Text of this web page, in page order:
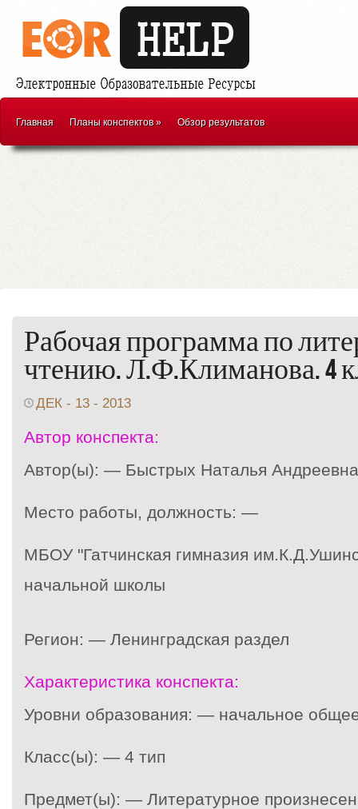
Главная Планы конспектов» Обзор результатов
Рабочая программа по
чтению. Л.Ф.Климанова. 4
ДЕК - 13 - 2013
Автор конспекта:
Автор(ы): — Быстрых Наталья Андреевна
Место работы, должность: —
МБОУ "Гатчинская гимназия
начальной школы
Регион: — Ленинградская раздел
Характеристика конспекта:
Уровни образования: — начальное
Класс(ы): — 4 тип
Предмет(ы): — Литературное